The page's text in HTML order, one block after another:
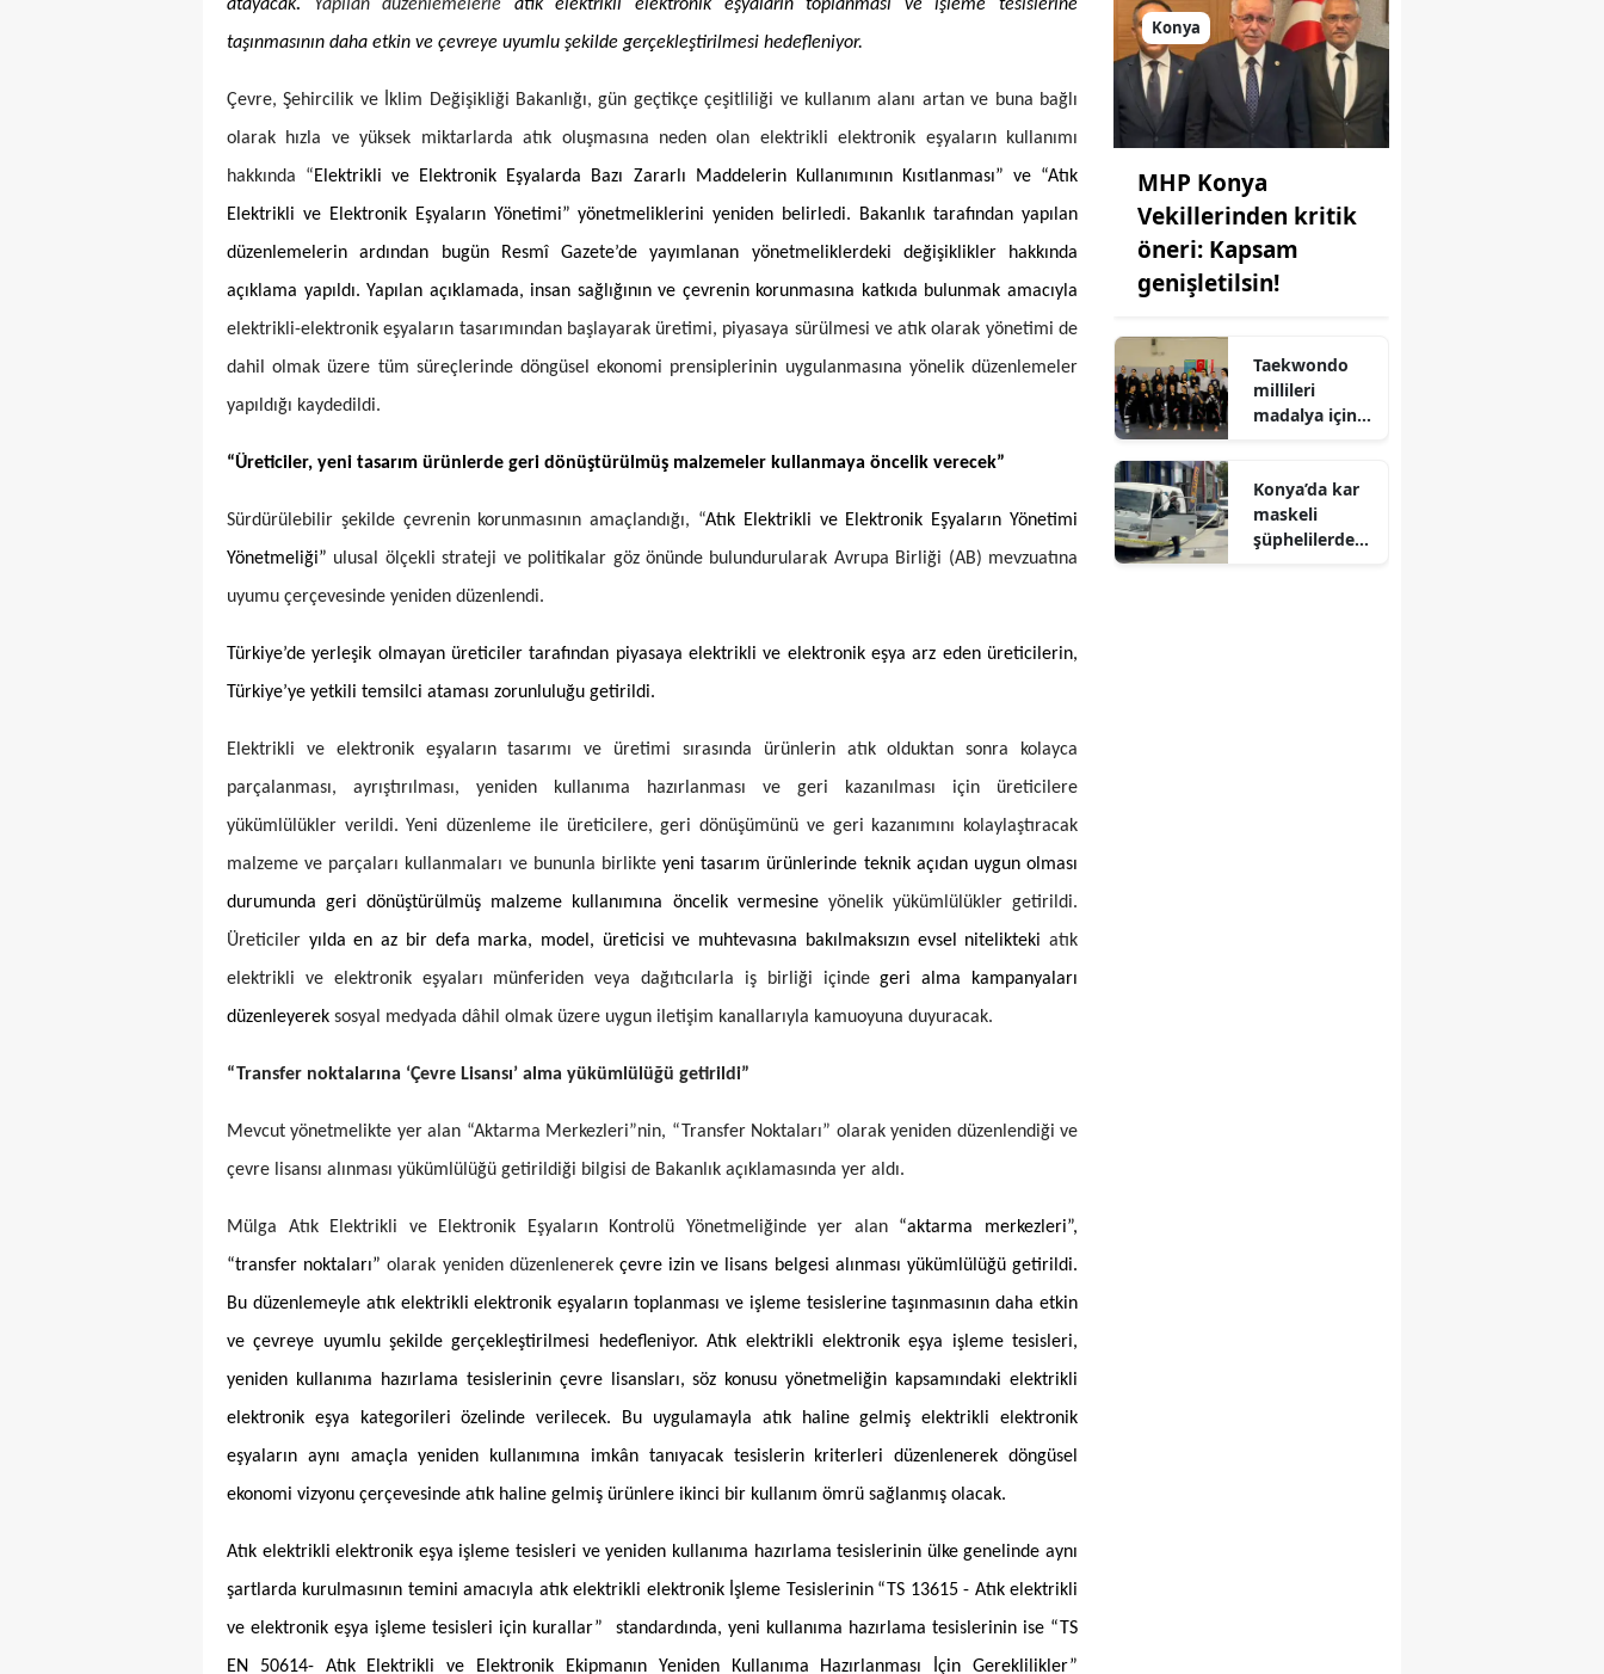
Isparta
Mersin
İstanbul
Kars
Kastamonu
Malatya
Kahramanmaraş
Mardin
Muğla
Nevşehir
Niğde
Sakarya
Samsun
Siirt
Sinop
Tekirdağ
Tokat
Uşak
Van
atayacak. Yapılan düzenlemelerle atık elektrikli elektronik eşyaların toplanması ve işleme tesislerine
taşınmasının daha etkin ve çevreye uyumlu şekilde gerçekleştirilmesi hedefleniyor.
Çevre, Şehircilik ve İklim Değişikliği Bakanlığı, gün geçtikçe çeşitliliği ve kullanım alanı artan ve buna bağlı
olarak hızla ve yüksek miktarlarda atık oluşmasına neden olan elektrikli elektronik eşyaların kullanımı
hakkında “Elektrikli ve Elektronik Eşyalarda Bazı Zararlı Maddelerin Kullanımının Kısıtlanması” ve “Atık
Elektrikli ve Elektronik Eşyaların Yönetimi” yönetmeliklerini yeniden belirledi. Bakanlık tarafından yapılan
düzenlemelerin ardından bugün Resmî Gazete’de yayımlanan yönetmeliklerdeki değişiklikler hakkında
açıklama yapıldı. Yapılan açıklamada, insan sağlığının ve çevrenin korunmasına katkıda bulunmak amacıyla
elektrikli-elektronik eşyaların tasarımından başlayarak üretimi, piyasaya sürülmesi ve atık olarak yönetimi de
dahil olmak üzere tüm süreçlerinde döngüsel ekonomi prensiplerinin uygulanmasına yönelik düzenlemeler
yapıldığı kaydedildi.
“Üreticiler, yeni tasarım ürünlerde geri dönüştürülmüş malzemeler kullanmaya öncelik verecek”
Sürdürülebilir şekilde çevrenin korunmasının amaçlandığı, “Atık Elektrikli ve Elektronik Eşyaların Yönetimi
Yönetmeliği” ulusal ölçekli strateji ve politikalar göz önünde bulundurularak Avrupa Birliği (AB) mevzuatına
uyumu çerçevesinde yeniden düzenlendi.
Türkiye’de yerleşik olmayan üreticiler tarafından piyasaya elektrikli ve elektronik eşya arz eden üreticilerin,
Türkiye’ye yetkili temsilci ataması zorunluluğu getirildi.
Elektrikli ve elektronik eşyaların tasarımı ve üretimi sırasında ürünlerin atık olduktan sonra kolayca
parçalanması, ayrıştırılması, yeniden kullanıma hazırlanması ve geri kazanılması için üreticilere
yükümlülükler verildi. Yeni düzenleme ile üreticilere, geri dönüşümünü ve geri kazanımını kolaylaştıracak
malzeme ve parçaları kullanmaları ve bununla birlikteyeni tasarım ürünlerinde teknik açıdan uygun olması
durumunda geri dönüştürülmüş malzeme kullanımına öncelik vermesine yönelik yükümlülükler getirildi.
Üreticiler yılda en az bir defa marka, model, üreticisi ve muhtevasına bakılmaksızın evsel niteliktekiatık
elektrikli ve elektronik eşyaları münferiden veya dağıtıcılarla iş birliği içindegeri alma kampanyaları
düzenleyerek sosyal medyada dâhil olmak üzere uygun iletişim kanallarıyla kamuoyuna duyuracak.
“Transfer noktalarına ‘Çevre Lisansı’ alma yükümlülüğü getirildi”
Mevcut yönetmelikte yer alan “Aktarma Merkezleri”nin, “Transfer Noktaları” olarak yeniden düzenlendiği ve
çevre lisansı alınması yükümlülüğü getirildiği bilgisi de Bakanlık açıklamasında yer aldı.
Mülga Atık Elektrikli ve Elektronik Eşyaların Kontrolü Yönetmeliğinde yer alan “aktarma merkezleri”,
“transfer noktaları” olarak yeniden düzenlenerek çevre izin ve lisans belgesi alınması yükümlülüğü getirildi.
Bu düzenlemeyle atık elektrikli elektronik eşyaların toplanması ve işleme tesislerine taşınmasının daha etkin
ve çevreye uyumlu şekilde gerçekleştirilmesi hedefleniyor. Atık elektrikli elektronik eşya işleme tesisleri,
yeniden kullanıma hazırlama tesislerinin çevre lisansları, söz konusu yönetmeliğin kapsamındaki elektrikli
elektronik eşya kategorileri özelinde verilecek. Bu uygulamayla atık haline gelmiş elektrikli elektronik
eşyaların aynı amaçla yeniden kullanımına imkân tanıyacak tesislerin kriterleri düzenlenerek döngüsel
ekonomi vizyonu çerçevesinde atık haline gelmiş ürünlere ikinci bir kullanım ömrü sağlanmış olacak.
Atık elektrikli elektronik eşya işleme tesisleri ve yeniden kullanıma hazırlama tesislerinin ülke genelinde aynı
şartlarda kurulmasının temini amacıyla atık elektrikli elektronik İşleme Tesislerinin “TS 13615 - Atık elektrikli
ve elektronik eşya işleme tesisleri için kurallar” standardında, yeni kullanıma hazırlama tesislerinin ise “TS
EN 50614- Atık Elektrikli ve Elektronik Ekipmanın Yeniden Kullanıma Hazırlanması İçin Gereklilikler”
Konya
MHP Konya
Vekillerinden kritik
öneri: Kapsam
genişletilsin!
Taekwondo
millileri
madalya için
Konya’da kar
maskeli
şüphelilerden